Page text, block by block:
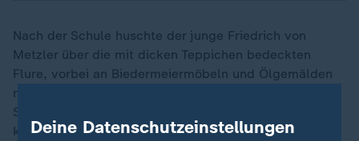
Nach der Schule huschte der junge Friedrich von
Metzler über die mit dicken Teppichen bedeckten
Flure, vorbei an Biedermeiermöbeln und Ölgemälden
mit den Porträts seiner Vorfahren. "Wir haben ja im 6.
Stock der Bank gewohnt, und wenn ich aus der Schule
kam, bin ich oft in die Büros gegangen. Da bin ich zu
Deine Datenschutzeinstellungen